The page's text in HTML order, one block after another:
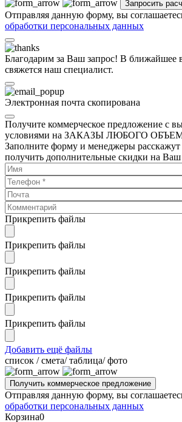
Отправляя данную форму, вы
обработки персональных данных
Благодарим за Ваш запрос! В ближайшее
свяжется наш специалист.
Электронная почта скопирована
Получите коммерческое предложение с
условиями на ЗАКАЗЫ ЛЮБОГО
Заполните форму и менеджеры
получить дополнительные скидки на Ваш
Прикрепить файлы
Прикрепить файлы
Прикрепить файлы
Прикрепить файлы
Прикрепить файлы
Добавить ещё файлы
cписок / смета/ таблица/ фото
Отправляя данную форму, вы
обработки персональных данных
Корзина0